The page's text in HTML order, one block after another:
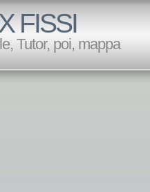
FISSI
Tutor, poi, mappa